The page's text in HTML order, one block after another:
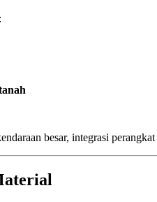
besar, integrasi